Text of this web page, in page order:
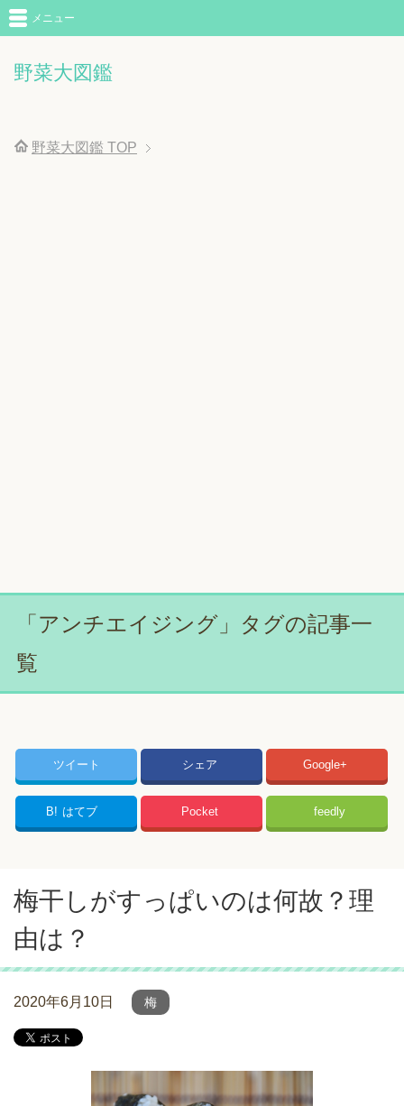
野菜大図鑑
メニュー
野菜大図鑑 TOP
「アンチエイジング」タグの記事一
覧
ツイート シェア Google+
B! はてブ Pocket feedly
梅干しがすっぱいのは何故？理
由は？
2020年6月10日 梅